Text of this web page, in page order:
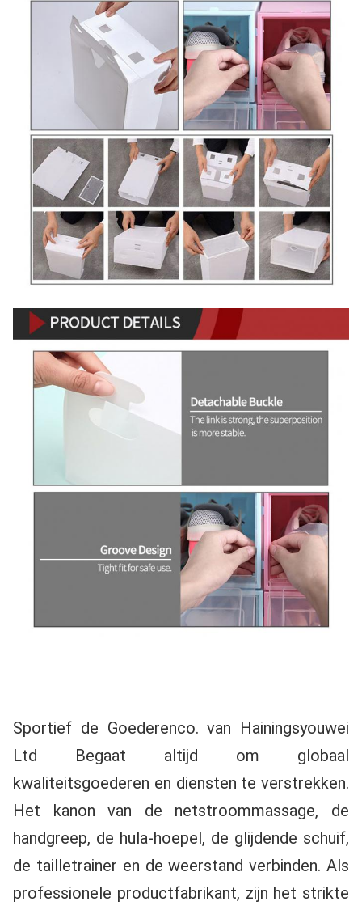
Sportief de Goederenco. van Hainingsyouwei
Ltd Begaat altijd om globaal
kwaliteitsgoederen en diensten te verstrekken.
Het kanon van de netstroommassage, de
handgreep, de hula-hoepel, de glijdende schuif,
de tailletrainer en de weerstand verbinden. Als
professionele productfabrikant, zijn het strikte